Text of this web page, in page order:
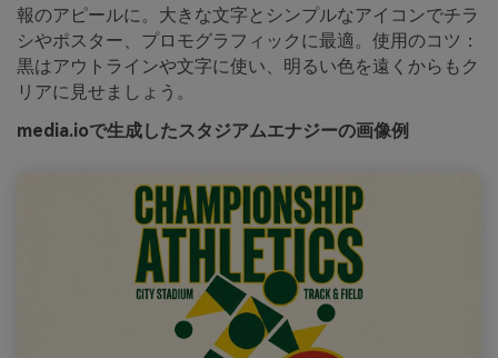
報のアピールに。大きな文字とシンプルなアイコンでチラ
シやポスター、プロモグラフィックに最適。使用のコツ：
黒はアウトラインや文字に使い、明るい色を遠くからもク
リアに見せましょう。
media.ioで生成したスタジアムエナジーの画像例